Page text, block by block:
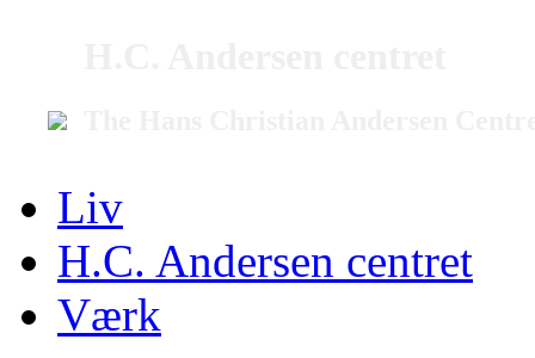
Liv
H.C. Andersen centret
Værk